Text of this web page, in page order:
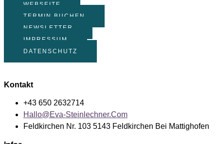
WEBSEITE
TERMIN BUCHEN
NEWSLETTER
IMPRESSUM
DATENSCHUTZ
Kontakt
+43 650 2632714
Hallo@eva-Steinlechner.com
Feldkirchen Nr. 103 5143 Feldkirchen Bei Mattighofen